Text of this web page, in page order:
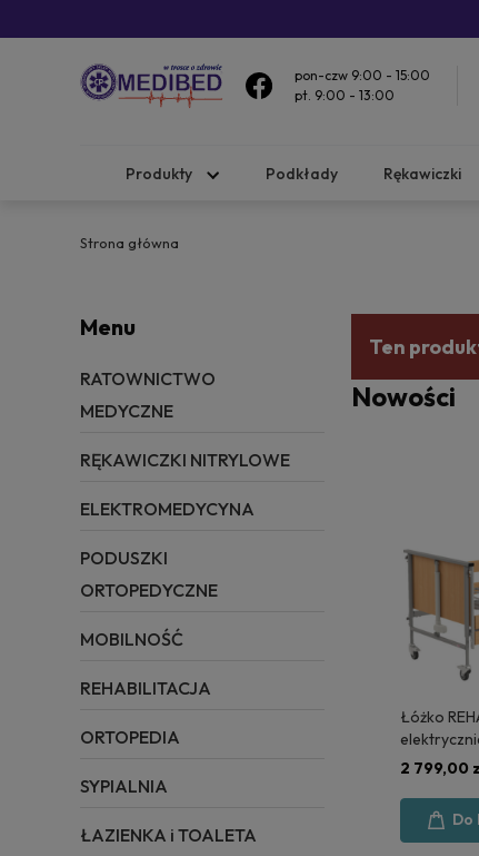
pon-czw 9:00 - 15:00
pt. 9:00 - 13:00
Produkty Podkłady Rękawiczki
Strona główna
Menu
RATOWNICTWO
MEDYCZNE
RĘKAWICZKI NITRYLOWE
ELEKTROMEDYCYNA
PODUSZKI
ORTOPEDYCZNE
MOBILNOŚĆ
REHABILITACJA
ORTOPEDIA
SYPIALNIA
ŁAZIENKA i TOALETA
Ten
Nowości
Łóżko
2 -
2 799,00
Do